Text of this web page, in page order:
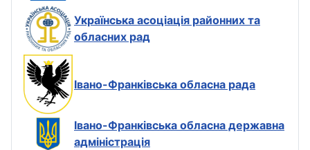
Українська асоціація районних та
обласних рад
Івано-Франківська обласна рада
Івано-Франківська обласна державна
адміністрація